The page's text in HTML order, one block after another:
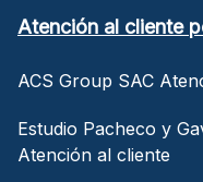
Atención al cliente
ACS Group SAC
Estudio Pacheco y
Atención al cliente